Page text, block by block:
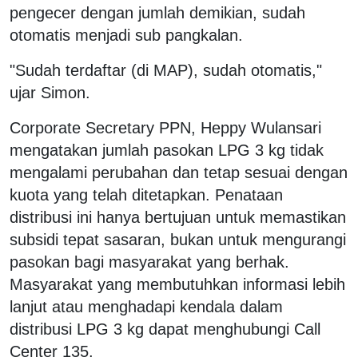
pengecer dengan jumlah demikian, sudah
otomatis menjadi sub pangkalan.
"Sudah terdaftar (di MAP), sudah otomatis,"
ujar Simon.
Corporate Secretary PPN, Heppy Wulansari
mengatakan jumlah pasokan LPG 3 kg tidak
mengalami perubahan dan tetap sesuai dengan
kuota yang telah ditetapkan. Penataan
distribusi ini hanya bertujuan untuk memastikan
subsidi tepat sasaran, bukan untuk mengurangi
pasokan bagi masyarakat yang berhak.
Masyarakat yang membutuhkan informasi lebih
lanjut atau menghadapi kendala dalam
distribusi LPG 3 kg dapat menghubungi Call
Center 135.